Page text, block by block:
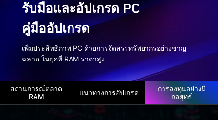
รับมือและอัปเกรด PC
คู่มืออัปเกรด
เพิ่มประสิทธิภาพ PC ด้วยการจัดสรรทรัพยากรอย่างชาญ
ฉลาด ในยุคที่ RAM ราคาสูง
สถานการณ์ตลาด
RAM
แนวทางการอัปเกรด
การลงทุนอย่างมี
กลยุทธ์